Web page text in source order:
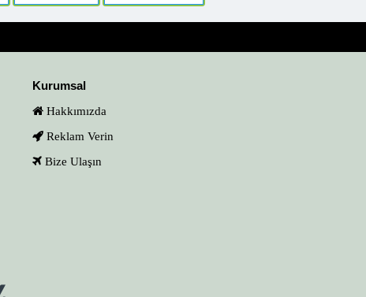
Kurumsal
Hakkımızda
Reklam Verin
Bize Ulaşın